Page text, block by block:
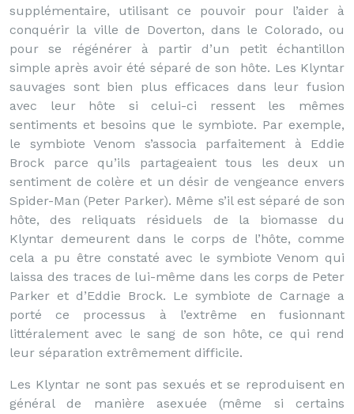
supplémentaire, utilisant ce pouvoir pour l’aider à
conquérir la ville de Doverton, dans le Colorado, ou
pour se régénérer à partir d’un petit échantillon
simple après avoir été séparé de son hôte. Les Klyntar
sauvages sont bien plus efficaces dans leur fusion
avec leur hôte si celui-ci ressent les mêmes
sentiments et besoins que le symbiote. Par exemple,
le symbiote Venom s’associa parfaitement à Eddie
Brock parce qu’ils partageaient tous les deux un
sentiment de colère et un désir de vengeance envers
Spider-Man (Peter Parker). Même s’il est séparé de son
hôte, des reliquats résiduels de la biomasse du
Klyntar demeurent dans le corps de l’hôte, comme
cela a pu être constaté avec le symbiote Venom qui
laissa des traces de lui-même dans les corps de Peter
Parker et d’Eddie Brock. Le symbiote de Carnage a
porté ce processus à l’extrême en fusionnant
littéralement avec le sang de son hôte, ce qui rend
leur séparation extrêmement difficile.
Les Klyntar ne sont pas sexués et se reproduisent en
général de manière asexuée (même si certains